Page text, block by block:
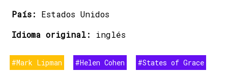
País: Estados Unidos
Idioma original: inglés
#Mark Lipman #Helen Cohen #States of Grace